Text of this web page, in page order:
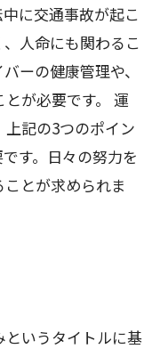
に交通事故が起こ
人命にも関わるこ
ーの健康管理や、
が必要です。 運
記の3つのポイン
す。日々の努力を
とが求められま
いうタイトルに基